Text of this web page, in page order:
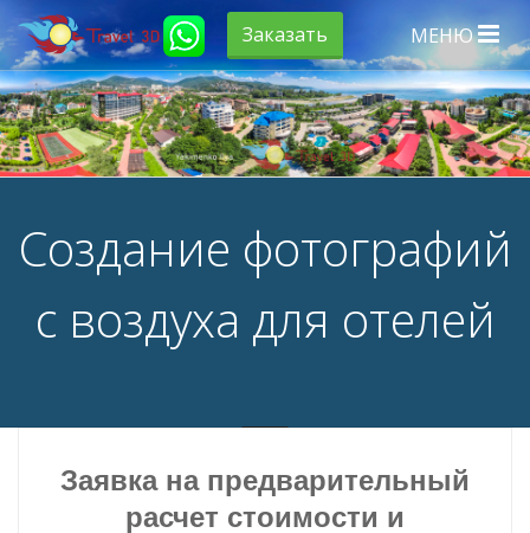
МЕНЮ
Заказать
Создание фотографий
с воздуха для отелей